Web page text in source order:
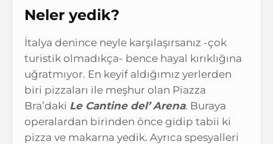
Neler yedik?
İtalya denince neyle karşılaşırsanız -çok
turistik olmadıkça- bence hayal kırıklığına
uğratmıyor. En keyif aldığımız yerlerden
biri pizzaları ile meşhur olan Piazza
Bra’daki Le Cantine del’ Arena. Buraya
operalardan birinden önce gidip tabii ki
pizza ve makarna yedik. Ayrıca spesyalleri